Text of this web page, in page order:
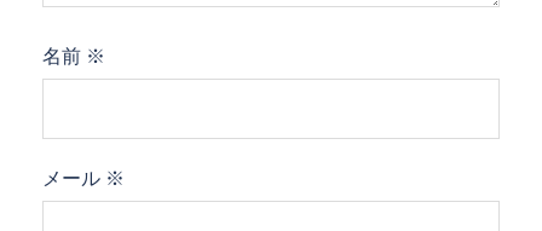
名前 ※
メール ※